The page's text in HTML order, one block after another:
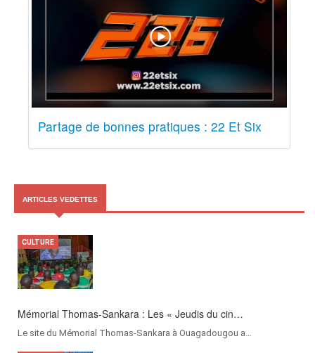
Partage de bonnes pratiques : 22 Et Six
ARTICLES VEDETTES
Mémorial Thomas-Sankara : Les « Jeudis du cin…
Le site du Mémorial Thomas-Sankara à Ouagadougou a…
CULTURE